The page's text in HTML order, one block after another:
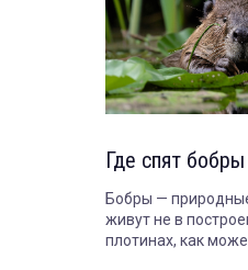
Где спят бобры
Бобры —
живут не в
плотинах, как